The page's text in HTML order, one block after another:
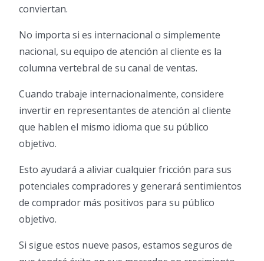
conviertan.
No importa si es internacional o simplemente
nacional, su equipo de atención al cliente es la
columna vertebral de su canal de ventas.
Cuando trabaje internacionalmente, considere
invertir en representantes de atención al cliente
que hablen el mismo idioma que su público
objetivo.
Esto ayudará a aliviar cualquier fricción para sus
potenciales compradores y generará sentimientos
de comprador más positivos para su público
objetivo.
Si sigue estos nueve pasos, estamos seguros de